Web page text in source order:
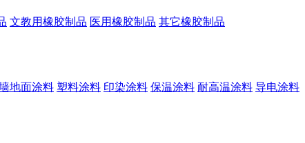
文教用橡胶制品 医用橡胶制品 其它橡胶制品
地面涂料 塑料涂料 印染涂料 保温涂料 耐高温涂料 导电涂料